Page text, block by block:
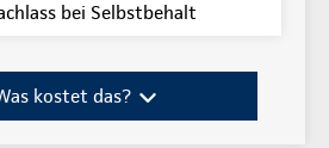
bei Selbstbehalt
kostet das?